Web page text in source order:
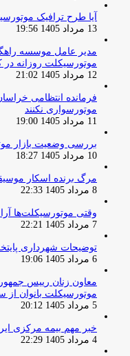
آیا طرح ترافیک
13 مرداد 1405 19:56
مدیر عامل موسسه
موتورسیکلت روزانه
12 مرداد 1405 21:02
فرمانده انتظامی
موتورسواری نکنند
11 مرداد 1405 19:00
بررسی وضعیت بازار
10 مرداد 1405 18:27
مرگ برنده اسکار
8 مرداد 1405 22:33
وقتی موتورسیکلت‌ها
7 مرداد 1405 22:21
توضیحات شهرداری
6 مرداد 1405 19:06
معاون زنان رییس
موتورسیکلت بانوان
5 مرداد 1405 20:12
خبر مهم بیمه مرکزی
4 مرداد 1405 22:29